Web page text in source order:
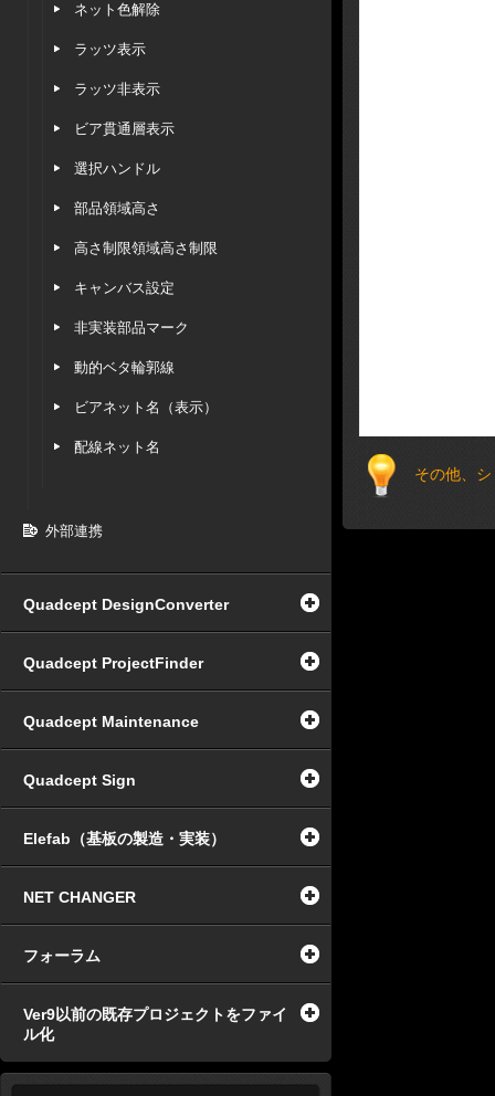
ネット色解除
ラッツ表示
ラッツ非表示
ビア貫通層表示
選択ハンドル
部品領域高さ
高さ制限領域高さ制限
キャンバス設定
非実装部品マーク
動的ベタ輪郭線
ビアネット名（表示）
配線ネット名
外部連携
Quadcept DesignConverter
Quadcept ProjectFinder
Quadcept Maintenance
Quadcept Sign
Elefab（基板の製造・実装）
NET CHANGER
フォーラム
Ver9以前の既存プロジェクトをファイ
ル化
その他、